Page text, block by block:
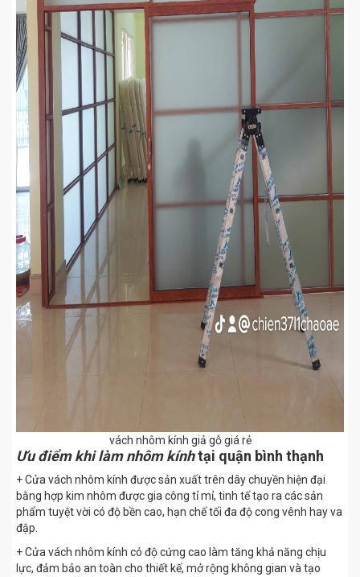
vách nhôm kính giả gỗ giá rẻ
Ưu điểm khi làm nhôm kínhtại quận bình thạnh
+ Cửa vách nhôm kính được sản xuất trên dây chuyền hiện đại
bằng hợp kim nhôm được gia công tỉ mỉ, tinh tế tạo ra các sản
phẩm tuyệt vời có độ bền cao, hạn chế tối đa độ cong vênh hay va
đập.
+ Cửa vách nhôm kính có độ cứng cao làm tăng khả năng chịu
lực, đảm bảo an toàn cho thiết kế, mở rộng không gian và tạo